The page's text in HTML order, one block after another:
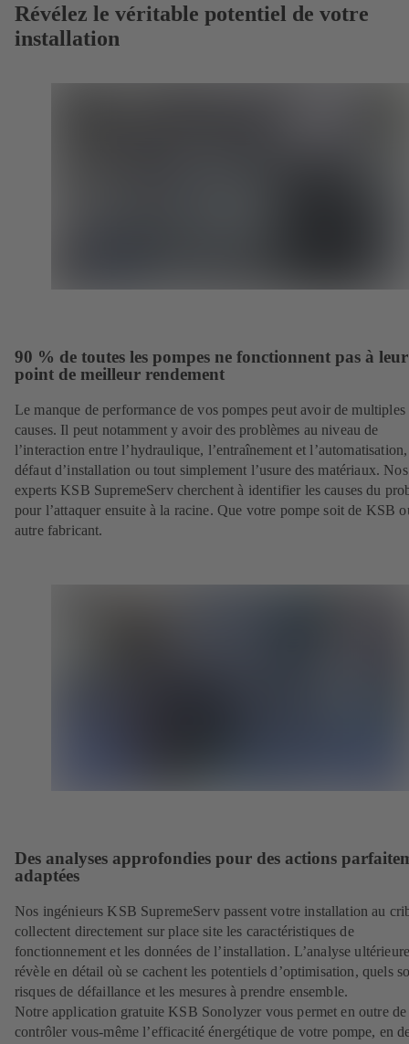
Révélez le véritable potentiel de votre
installation
90 % de toutes les pompes ne fonctionnent pas à leur
point de meilleur rendement
Le manque de performance de vos pompes peut avoir de multiples
causes. Il peut notamment y avoir des problèmes au niveau de
l’interaction entre l’hydraulique, l’entraînement et
défaut d’installation ou tout simplement l’usure des matériaux. Nos
experts KSB SupremeServ cherchent à identifier les causes du
pour l’attaquer ensuite à la racine. Que votre pompe soit de KSB
autre fabricant.
Des analyses approfondies pour des actions
adaptées
Nos ingénieurs KSB SupremeServ passent votre installation au
collectent directement sur place site les caractéristiques de
fonctionnement et les données de l’installation. L’analyse
révèle en détail où se cachent les potentiels d’optimisation, quels
risques de défaillance et les mesures à prendre ensemble.
Notre application gratuite KSB Sonolyzer vous permet en outre de
contrôler vous-même l’efficacité énergétique de votre pompe, en